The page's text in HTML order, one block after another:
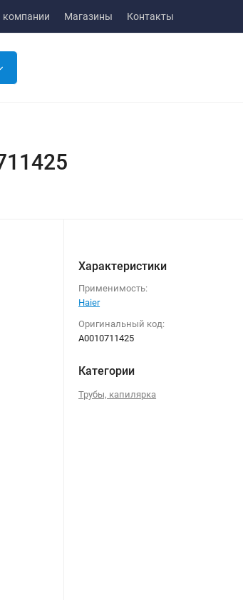
компании Магазины Контакты
Характеристики
Применимость:
Haier
Оригинальный код:
A0010711425
Категории
Трубы, капилярка